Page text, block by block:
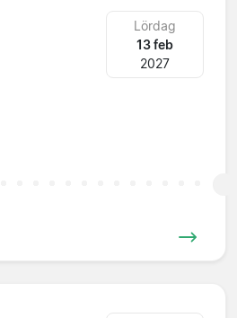
Lördag
13 feb
2027